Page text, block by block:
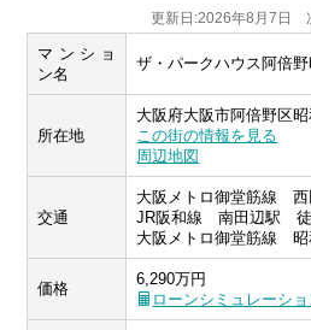
更新日:2026年8月7日
マンショ
ン名
ザ・パークハウス阿倍
所在地
大阪府大阪市阿倍野区昭
この街の情報を見る
周辺地図
交通
大阪メトロ御堂筋線
JR阪和線 南田辺駅 徒
大阪メトロ御堂筋線
価格
6,290万円
ローンシミュレーショ